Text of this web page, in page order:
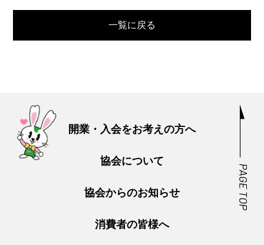
一覧に戻る
開業・入会をお考えの方へ
協会について
協会からのお知らせ
消費者の皆様へ